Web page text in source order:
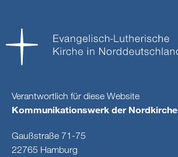
Verantwortlich für diese Website
Kommunikationswerk der Nordkirche
Gaußstraße 71-75
22765 Hamburg